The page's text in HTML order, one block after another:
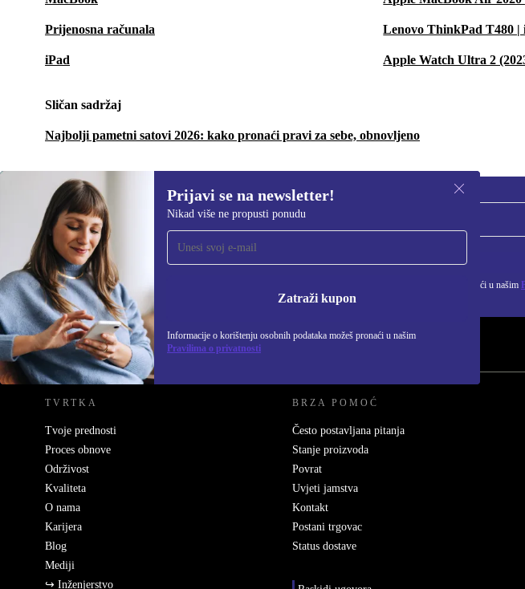
Prijenosna računala
iPad
Lenovo ThinkPad T480 |
Apple Watch Ultra 2
Sličan sadržaj
Najbolji pametni satovi 2026: kako pronaći pravi za sebe, obnovljeno
Prijavi se na newsletter!
Nikad više ne propusti ponudu
Zatraži kupon
Informacije o korištenju osobnih podataka možeš pronaći u našim
Pravilima o privatnosti
Prijavi se na newsletter!
Nikad više ne propusti ponudu. Zatraži kupon
Informacije o korištenju osobnih podataka možeš pronaći u našim
REFURBED HRVATSKA - RETHINK NEW.
TVRTKA
Tvoje prednosti
Proces obnove
Održivost
Kvaliteta
O nama
Karijera
Blog
Mediji
↪ Inženjerstvo
BRZA POMOĆ
Često postavljana pitanja
Stanje proizvoda
Povrat
Uvjeti jamstva
Kontakt
Postani trgovac
Status dostave